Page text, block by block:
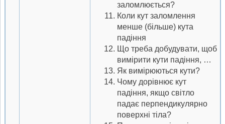
заломлюється?
Коли кут заломлення
менше (більше) кута
падіння
Що треба добудувати, щоб
вимірити кути падіння, …
Як вимірюються кути?
Чому дорівнює кут
падіння, якщо світло
падає перпендикулярно
поверхні тіла?